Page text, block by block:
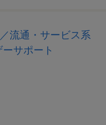
流通・サービス系
サポート